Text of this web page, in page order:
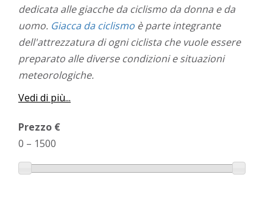
dedicata alle giacche da ciclismo da donna e da
uomo. Giacca da ciclismo è parte integrante
dell'attrezzatura di ogni ciclista che vuole essere
preparato alle diverse condizioni e situazioni
meteorologiche.
Vedi di più...
Prezzo €
0 – 1500